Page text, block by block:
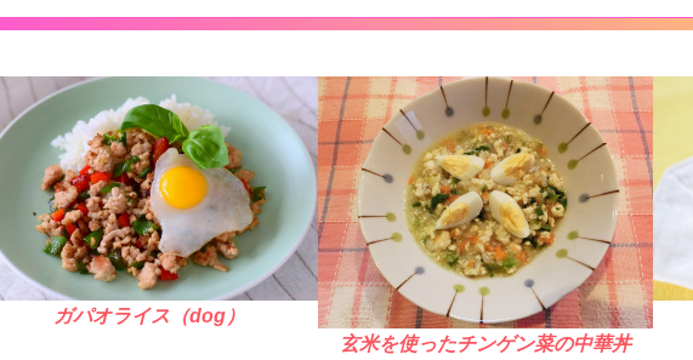
ガパオライス（dog）
玄米を使ったチンゲン菜の中華丼